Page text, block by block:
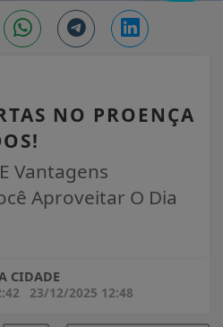
NO PROENÇA
Vantagens
Aproveitar O Dia
CIDADE
23/12/2025 12:48